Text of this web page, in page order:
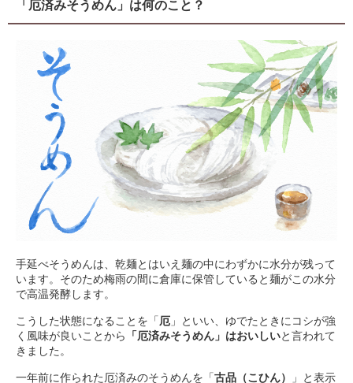
「厄済みそうめん」は何のこと？
手延べそうめんは、乾麺とはいえ麺の中にわずかに水分が残って
います。そのため梅雨の間に倉庫に保管していると麺がこの水分
で高温発酵します。
こうした状態になることを「厄 」といい、ゆでたときにコシが強
く風味が良いことから
「厄済みそうめん」はおいしいと言われて
きました。
一年前に作られた厄済みのそうめんを「古品（こひん）
」と表示